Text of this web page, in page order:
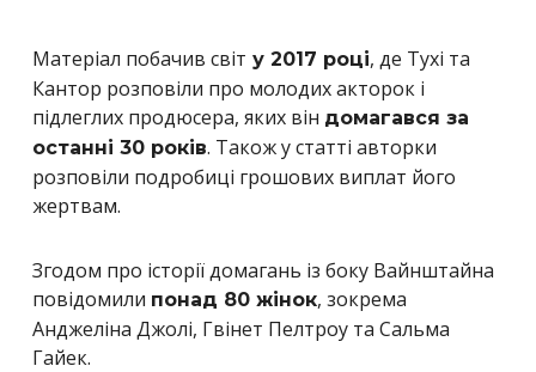
Матеріал побачив світ у 2017 році, де Тухі та
Кантор розповіли про молодих акторок і
підлеглих продюсера, яких він домагався за
останні 30 років. Також у статті авторки
розповіли подробиці грошових виплат його
жертвам.
Згодом про історії домагань із боку Вайнштайна
повідомили понад 80 жінок, зокрема
Анджеліна Джолі, Гвінет Пелтроу та Сальма
Гайек.